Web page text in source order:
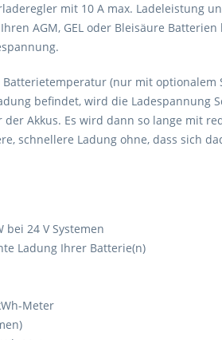
mit 10 A max. Ladeleistung
AGM, GEL oder Bleisäure
(nur mit optionalem
befindet, wird die Ladespannung
Akkus. Es wird dann so lange mit
schnellere Ladung ohne, dass sich
bei 24 V Systemen
Ladung Ihrer Batterie(n)
Meter